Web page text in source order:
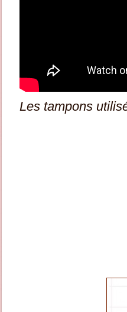
Les tampons